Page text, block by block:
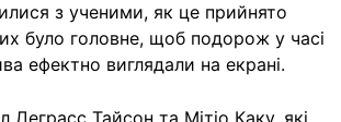
з ученими, як це прийнято
було головне, щоб подорож у часі
ефектно виглядали на екрані.
Деграсс Тайсон та Мітіо Каку, які